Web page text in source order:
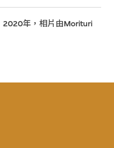
2020年，相片由Morituri